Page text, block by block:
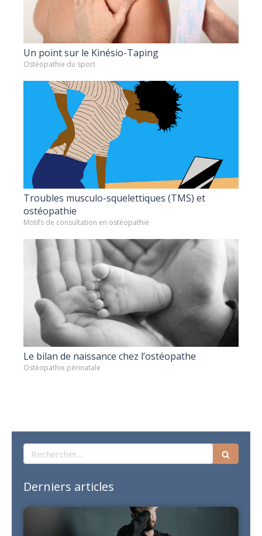
Un point sur le Kinésio-Taping
Ostéopathie du sport
Troubles musculo-squelettiques (TMS) et
ostéopathie
Motifs de consultation en ostéopathie
Le bilan de naissance chez l’ostéopathe
Ostéopathie périnatale
Rechercher
Derniers articles